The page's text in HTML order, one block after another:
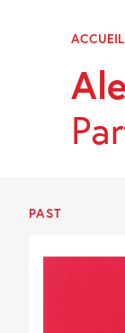
NavigationACCUEIL
PAST